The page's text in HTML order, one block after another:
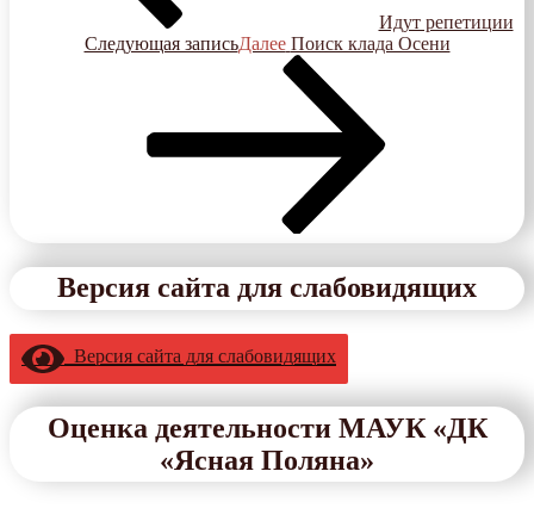
Идут репетиции
Следующая записьДалее Поиск клада Осени
Версия сайта для слабовидящих
Версия сайта для слабовидящих
Оценка деятельности МАУК «ДК
«Ясная Поляна»